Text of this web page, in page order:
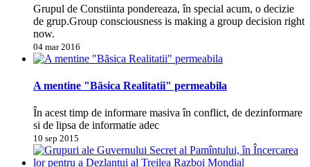
Grupul de Constiinta pondereaza, în special acum, o decizie
de grup.Group consciousness is making a group decision right
now.
04 mar 2016
A mentine "Bãsica Realitatii" permeabila
În acest timp de informare masiva în conflict, de dezinformare
si de lipsa de informatie adec
10 sep 2015